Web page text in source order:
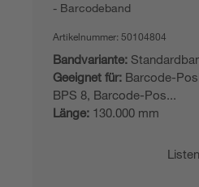
Barcodeband
Artikelnummer: 50104804
Bandvariante:
Geeignet für: Barcode-
BPS 8, Barcode-Pos...
Länge: 130.000 mm